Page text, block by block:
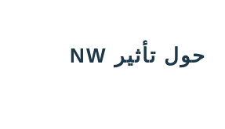
حول تأثير NW